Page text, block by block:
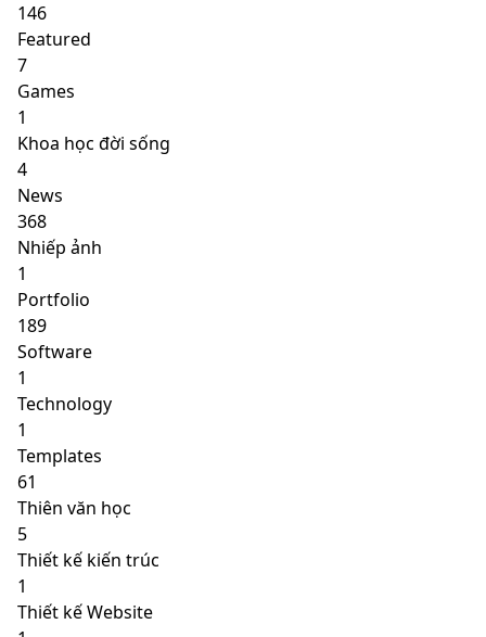
146
Featured
7
Games
1
Khoa học đời sống
4
News
368
Nhiếp ảnh
1
Portfolio
189
Software
1
Technology
1
Templates
61
Thiên văn học
5
Thiết kế kiến trúc
1
Thiết kế Website